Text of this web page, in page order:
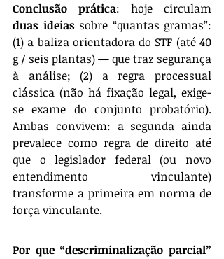
Conclusão prática
duas ideias sobre “quantas gramas”:
(1) a baliza orientadora do STF (até 40
g / seis plantas) — que traz segurança
à análise; (2) a regra processual
clássica (não há fixação legal, exige-
se exame do conjunto probatório).
Ambas convivem: a segunda ainda
prevalece como regra de direito até
que o legislador federal (ou novo
entendimento vinculante)
transforme a primeira em norma de
força vinculante.
Por que “descriminalização parcial”